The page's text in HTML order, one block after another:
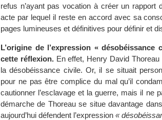
refus n’ayant pas vocation à créer un rapport
acte par lequel il reste en accord avec sa
pages lumineuses et définitives pour définir et
L’origine de l’expression «
cette réflexion.En effet, Henry David
la désobéissance civile. Or, il se situait
pour ne pas être complice du mal qu’il
cautionner l’esclavage et la guerre, mais il ne
démarche de Thoreau se situe davantage
aujourd’hui défendent l’expression«